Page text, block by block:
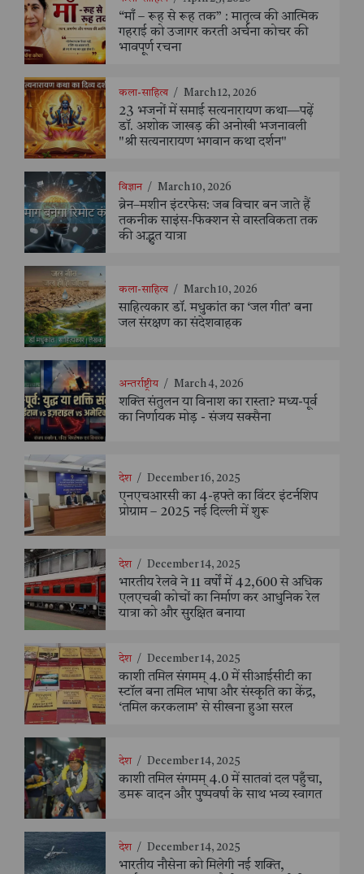
“माँ – रूह से रूह तक” : मातृत्व की आत्मिक
गहराई को उजागर करती अर्चना कोचर की
भावपूर्ण रचना
कला-साहित्य / March 12, 2026
23 भजनों में समाई सत्यनारायण कथा—पढ़ें
डॉ. अशोक जाखड़ की अनोखी भजनावली
"श्री सत्यनारायण भगवान कथा दर्शन"
विज्ञान / March 10, 2026
ब्रेन–मशीन इंटरफेस: जब विचार बन जाते हैं
तकनीक साइंस-फिक्शन से वास्तविकता तक
की अद्भुत यात्रा
कला-साहित्य / March 10, 2026
साहित्यकार डॉ. मधुकांत का ‘जल गीत’ बना
जल संरक्षण का संदेशवाहक
अन्तर्राष्ट्रीय / March 4, 2026
शक्ति संतुलन या विनाश का रास्ता? मध्य-पूर्व
का निर्णायक मोड़ - संजय सक्सैना
देश / December 16, 2025
एनएचआरसी का 4-हफ्ते का विंटर इंटर्नशिप
प्रोग्राम – 2025 नई दिल्ली में शुरू
देश / December 14, 2025
भारतीय रेलवे ने 11 वर्षों में 42,600 से अधिक
एलएचबी कोचों का निर्माण कर आधुनिक रेल
यात्रा को और सुरक्षित बनाया
देश / December 14, 2025
काशी तमिल संगमम् 4.0 में सीआईसीटी का
स्टॉल बना तमिल भाषा और संस्कृति का केंद्र,
‘तमिल करकलाम’ से सीखना हुआ सरल
देश / December 14, 2025
काशी तमिल संगमम् 4.0 में सातवां दल पहुँचा,
डमरू वादन और पुष्पवर्षा के साथ भव्य स्वागत
देश / December 14, 2025
भारतीय नौसेना को मिलेगी नई शक्ति,